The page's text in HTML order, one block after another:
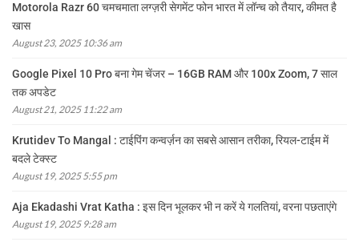
Motorola Razr 60 चमचमाता लग्ज़री सेगमेंट फोन भारत में लॉन्च को तैयार, कीमत है
खास
August 23, 2025 10:36 am
Google Pixel 10 Pro बना गेम चेंजर – 16GB RAM और 100x Zoom, 7 साल
तक अपडेट
August 21, 2025 11:22 am
Krutidev To Mangal : टाईपिंग कन्वर्ज़न का सबसे आसान तरीका, रियल-टाईम में
बदले टेक्स्ट
August 19, 2025 5:55 pm
Aja Ekadashi Vrat Katha : इस दिन भूलकर भी न करें ये गलतियां, वरना पछताएंगे
August 19, 2025 9:28 am